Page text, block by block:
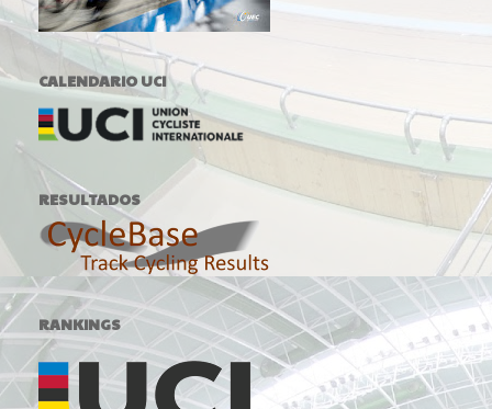
CALENDARIO UCI
RESULTADOS
RANKINGS